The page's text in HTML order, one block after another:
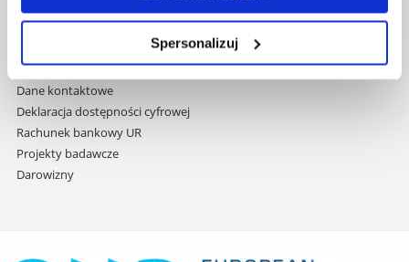
Spersonalizuj
Projekty realizowane z KPO
Domy studenta
Dane kontaktowe
Deklaracja dostępności cyfrowej
Rachunek bankowy UR
Projekty badawcze
Darowizny